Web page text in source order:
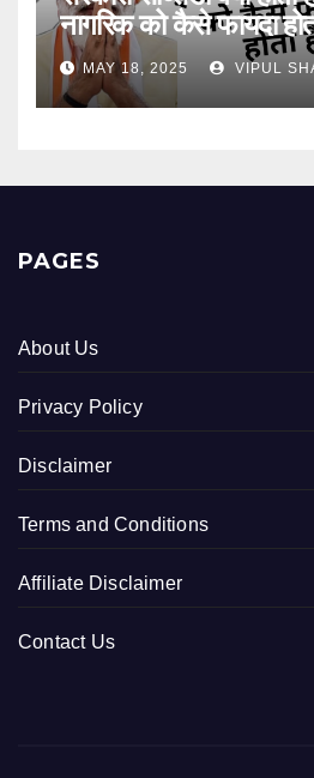
नागरिक को कैसे फायदा
MAY 18, 2025 VIPUL
PAGES
About Us
Privacy Policy
Disclaimer
Terms and Conditions
Affiliate Disclaimer
Contact Us